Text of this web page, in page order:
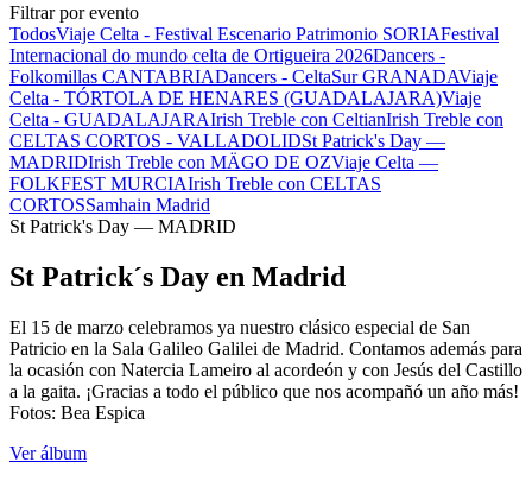
Filtrar por evento
TodosViaje Celta - Festival Escenario Patrimonio SORIAFestival
Internacional do mundo celta de Ortigueira 2026Dancers -
Folkomillas CANTABRIADancers - CeltaSur GRANADAViaje
Celta - TÓRTOLA DE HENARES (GUADALAJARA)Viaje
Celta - GUADALAJARAIrish Treble con CeltianIrish Treble con
CELTAS CORTOS - VALLADOLIDSt Patrick's Day —
MADRIDIrish Treble con MÄGO DE OZViaje Celta —
FOLKFEST MURCIAIrish Treble con CELTAS
CORTOSSamhain Madrid
St Patrick's Day — MADRID
St Patrick´s Day en Madrid
El 15 de marzo celebramos ya nuestro clásico especial de San
Patricio en la Sala Galileo Galilei de Madrid. Contamos además para
la ocasión con Natercia Lameiro al acordeón y con Jesús del Castillo
a la gaita. ¡Gracias a todo el público que nos acompañó un año más!
Fotos: Bea Espica
Ver álbum